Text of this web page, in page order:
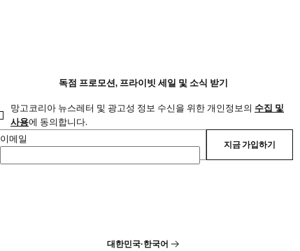
독점 프로모션, 프라이빗 세일 및 소식 받기
망고코리아 뉴스레터 및 광고성 정보 수신을 위한 개인정보의 수집 및
사용에 동의합니다.
이메일
지금 가입하기
대한민국·한국어